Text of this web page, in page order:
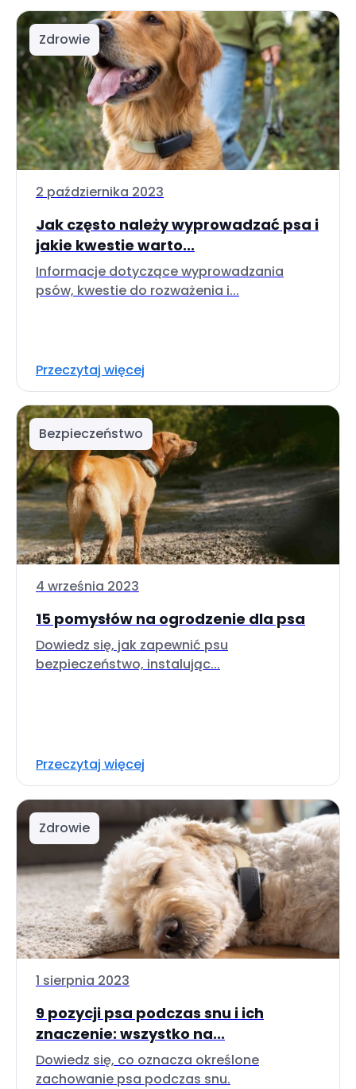
Zdrowie
2 października 2023
Jak często należy wyprowadzać psa i
jakie kwestie warto...
Informacje dotyczące wyprowadzania
psów, kwestie do rozważenia i...
Przeczytaj więcej
Bezpieczeństwo
4 września 2023
15 pomysłów na ogrodzenie dla psa
Dowiedz się, jak zapewnić psu
bezpieczeństwo, instalując...
Przeczytaj więcej
Zdrowie
1 sierpnia 2023
9 pozycji psa podczas snu i ich
znaczenie: wszystko na...
Dowiedz się, co oznacza określone
zachowanie psa podczas snu.